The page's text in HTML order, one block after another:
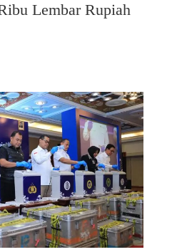
Lembar Rupiah